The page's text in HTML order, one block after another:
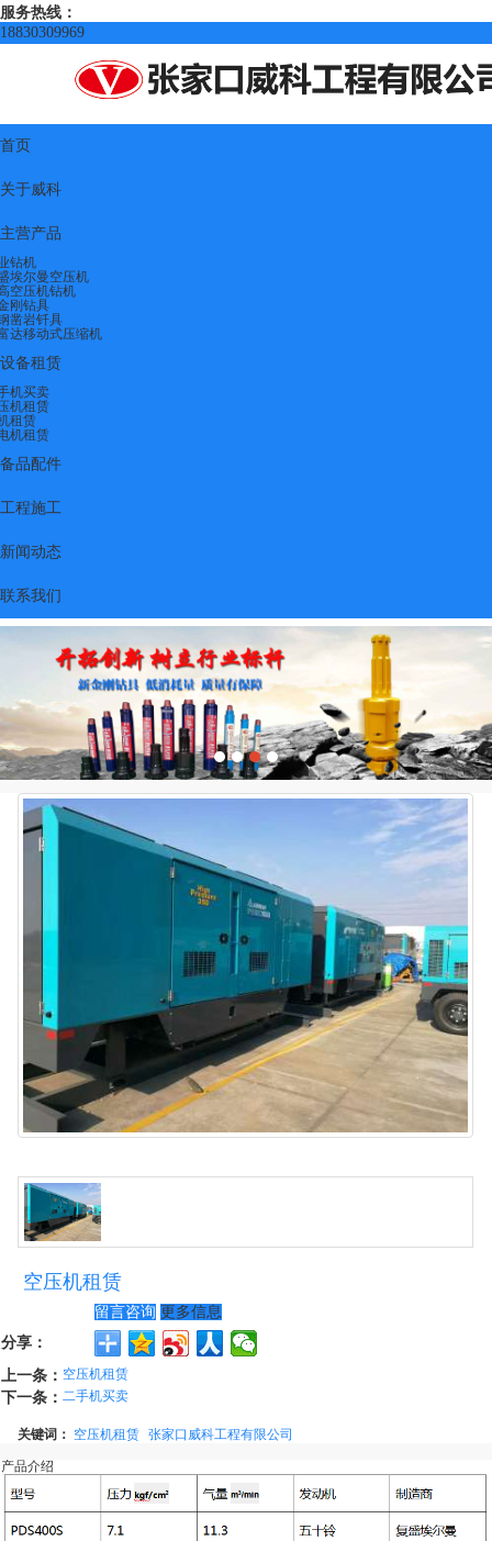
服务热线：
18830309969
首页
关于威科
主营产品
钻机
埃尔曼空压机
空压机钻机
刚钻具
凿岩钎具
达移动式压缩机
设备租赁
机买卖
机租赁
租赁
机租赁
备品配件
工程施工
新闻动态
联系我们
空压机租赁
留言咨询 更多信息
分享：
上一条：空压机租赁
下一条：二手机买卖
关键词： 空压机租赁 张家口威科工程有限公司
产品介绍